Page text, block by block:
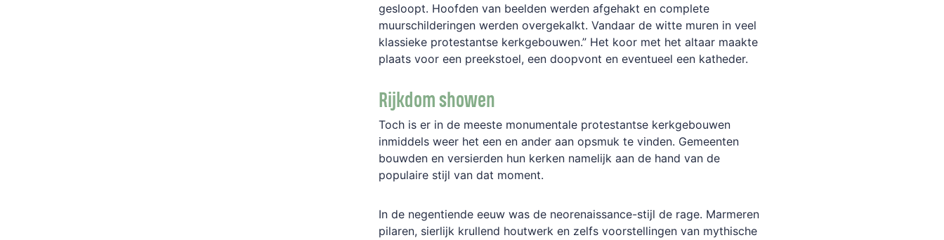
gesloopt. Hoofden van beelden werden afgehakt en complete
muurschilderingen werden overgekalkt. Vandaar de witte muren in veel
klassieke protestantse kerkgebouwen.” Het koor met het altaar maakte
plaats voor een preekstoel, een doopvont en eventueel een katheder.
Rijkdom showen
Toch is er in de meeste monumentale protestantse kerkgebouwen
inmiddels weer het een en ander aan opsmuk te vinden. Gemeenten
bouwden en versierden hun kerken namelijk aan de hand van de
populaire stijl van dat moment.
In de negentiende eeuw was de neorenaissance-stijl de rage. Marmeren
pilaren, sierlijk krullend houtwerk en zelfs voorstellingen van mythische